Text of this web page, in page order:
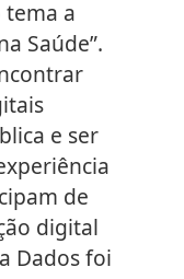
tema a
Saúde”.
e ser
de
digital
Dados foi